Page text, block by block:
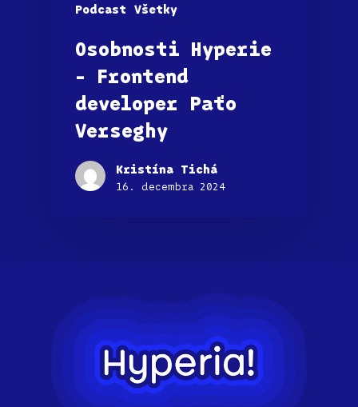
Podcast Všetky
Osobnosti Hyperie
– Frontend
developer Paťo
Verseghy
Kristína Tichá
16. decembra 2024